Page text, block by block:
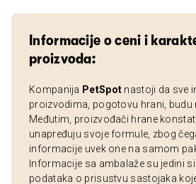
Informacije o ceni i
proizvoda:
Kompanija PetSpot nastoji da sve
proizvodima, pogotovu hrani, budu
Međutim, proizvođači hrane
unapređuju svoje formule, zbog
informacije uvek one na samom
Informacije sa ambalaže su jedini
podataka o prisustvu sastojaka